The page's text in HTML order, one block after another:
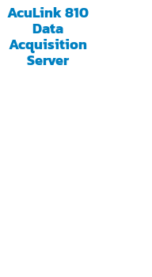
AcuLink 810
Data
Acquisition
Server